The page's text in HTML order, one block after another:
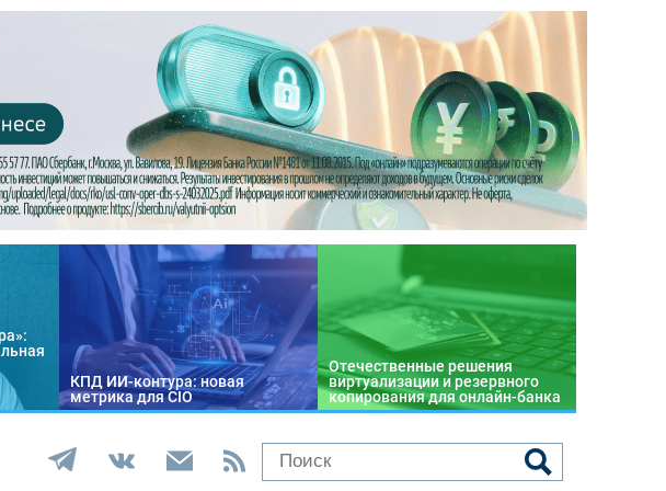
КПД ИИ-контура: новая
метрика для CIO
Отечественные решения
виртуализации и резервного
копирования для онлайн-банка